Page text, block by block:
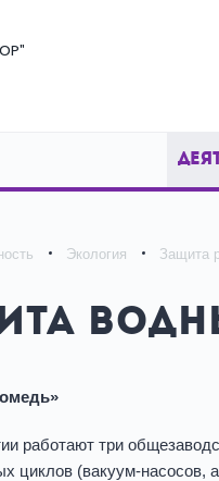
Экология Защита
работают три
циклов (вакуум-насосов,